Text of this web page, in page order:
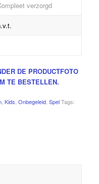
verzorgd
DE PRODUCTFOTO
TE BESTELLEN.
, Kids, Onbegeleid, Spel Tags: